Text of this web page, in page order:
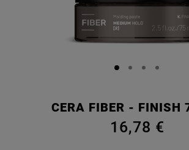
CERA FIBER - FINISH
16,78 €